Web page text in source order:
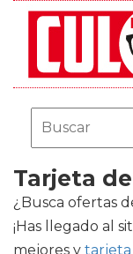
Tarjeta
¿Busca ofertas
¡Has llegado al
mejores y